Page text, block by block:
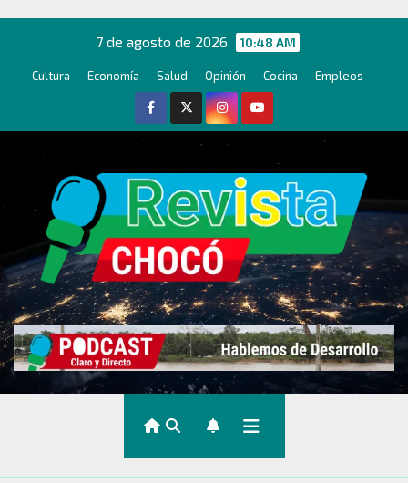
contenido
7 de agosto de 2026 10:48 AM
Cultura Economía Salud Opinión Cocina Empleos